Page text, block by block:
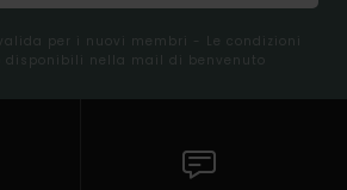
per i nuovi membri - Le condizioni
disponibili nella mail di benvenuto